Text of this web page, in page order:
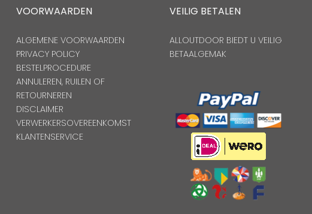
VOORWAARDEN
ALGEMENE VOORWAARDEN
PRIVACY POLICY
BESTELPROCEDURE
ANNULEREN, RUILEN OF
RETOURNEREN
DISCLAIMER
VERWERKERSOVEREENKOMST
KLANTENSERVICE
VEILIG BETALEN
ALLOUTDOOR BIEDT U VEILIG
BETAALGEMAK